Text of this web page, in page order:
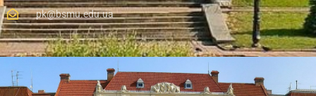
pk@bsmu.edu.ua